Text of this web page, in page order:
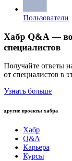
Пользователи
Хабр Q&A —
специалистов
Получайте ответы
от специалистов в
Узнать больше
другие проекты хабра
Хабр
Q&A
Карьера
Курсы